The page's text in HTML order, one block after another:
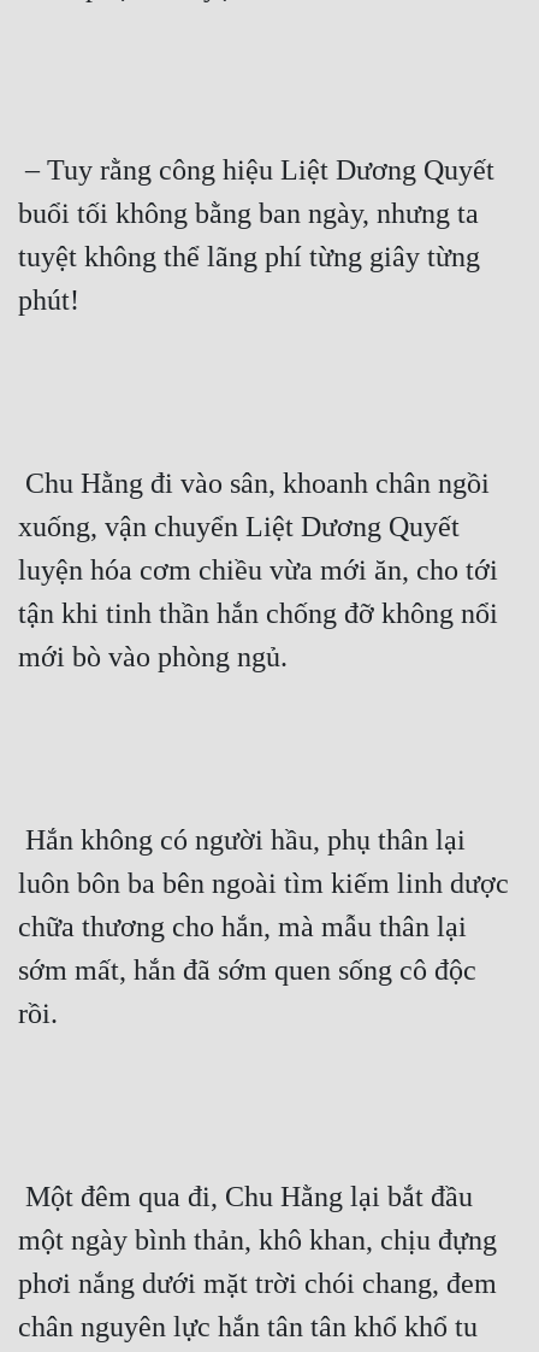
– Tuy rằng công hiệu Liệt Dương Quyết
buổi tối không bằng ban ngày, nhưng ta
tuyệt không thể lãng phí từng giây từng
phút!
xuống, vận chuyển Liệt Dương Quyết
luyện hóa cơm chiều vừa mới ăn, cho tới
tận khi tinh thần hắn chống đỡ không nổi
mới bò vào phòng ngủ.
luôn bôn ba bên ngoài tìm kiếm linh dược
chữa thương cho hắn, mà mẫu thân lại
sớm mất, hắn đã sớm quen sống cô độc
rồi.
một ngày bình thản, khô khan, chịu đựng
phơi nắng dưới mặt trời chói chang, đem
chân nguyên lực hắn tân tân khổ khổ tu